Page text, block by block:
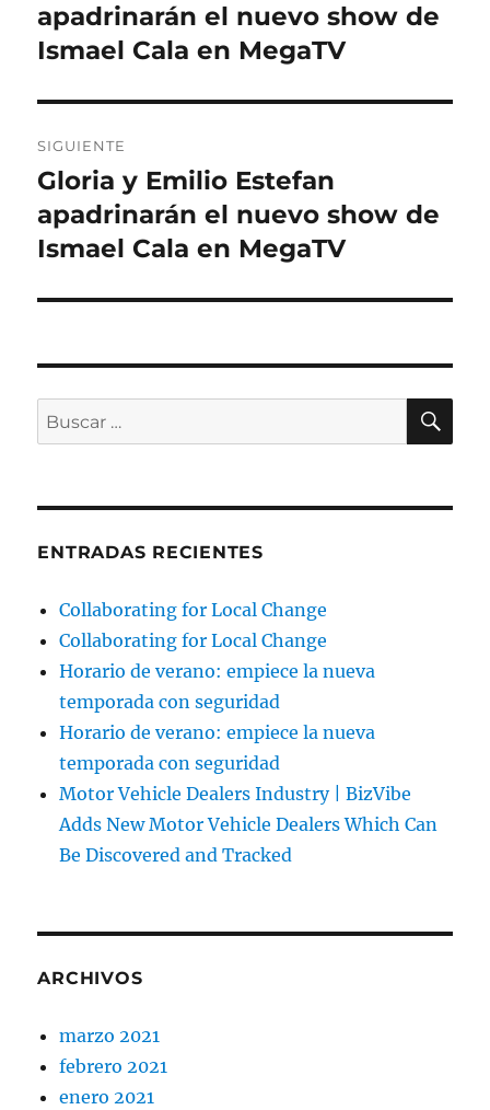
entradas
anterior:
apadrinarán el nuevo show de
Ismael Cala en MegaTV
SIGUIENTE
Entrada
siguiente:
Gloria y Emilio Estefan
apadrinarán el nuevo show de
Ismael Cala en MegaTV
Buscar
por:
ENTRADAS RECIENTES
Collaborating for Local Change
Collaborating for Local Change
Horario de verano: empiece la nueva
temporada con seguridad
Horario de verano: empiece la nueva
temporada con seguridad
Motor Vehicle Dealers Industry | BizVibe
Adds New Motor Vehicle Dealers Which Can
Be Discovered and Tracked
ARCHIVOS
marzo 2021
febrero 2021
enero 2021